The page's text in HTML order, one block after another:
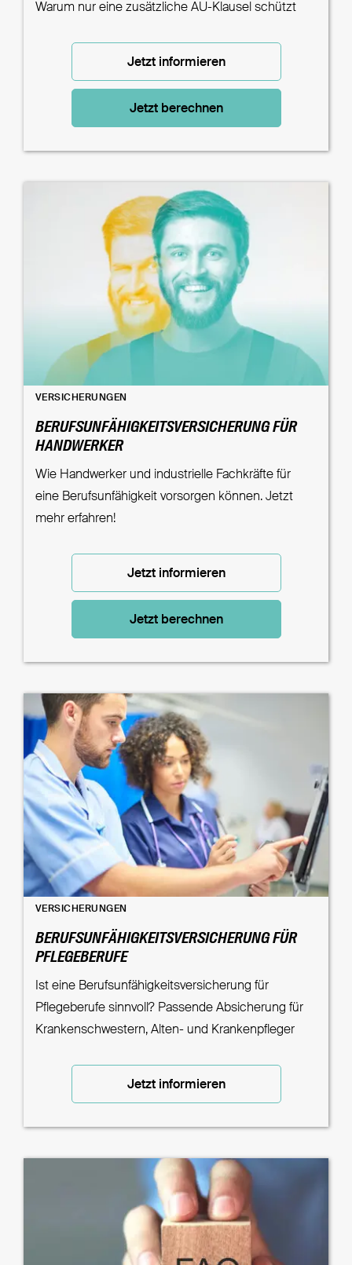
Warum nur eine zusätzliche AU-Klausel schützt
Jetzt informieren
Jetzt berechnen
VERSICHERUNGEN
BERUFSUNFÄHIGKEITSVERSICHERUNG FÜR
HANDWERKER
Wie Handwerker und industrielle Fachkräfte für
eine Berufsunfähigkeit vorsorgen können. Jetzt
mehr erfahren!
Jetzt informieren
Jetzt berechnen
VERSICHERUNGEN
BERUFSUNFÄHIGKEITSVERSICHERUNG FÜR
PFLEGEBERUFE
Ist eine Berufsunfähigkeitsversicherung für
Pflegeberufe sinnvoll? Passende Absicherung für
Krankenschwestern, Alten- und Krankenpfleger
Jetzt informieren